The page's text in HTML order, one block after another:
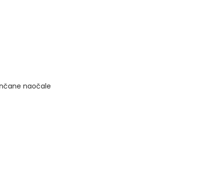
naočale